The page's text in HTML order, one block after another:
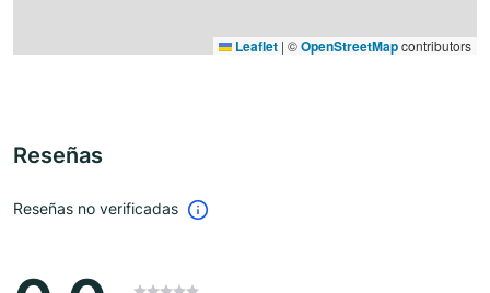
Leaflet | ©OpenStreetMapcontributors
Reseñas
Reseñas no verificadas